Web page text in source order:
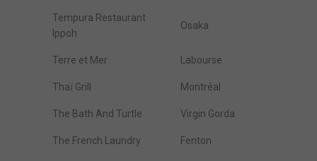
Tempura Restaurant
Ippoh
Osaka
Terre et Mer Labourse
Thaï Grill Montréal
The Bath And Turtle Virgin Gorda
The French Laundry Fenton